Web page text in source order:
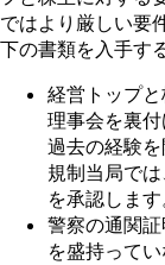
ではより厳しい要
下の書類を入手す
経営トップ
理事会を裏
過去の経験
規制当局で
を承認します
警察の通関
を盛持って